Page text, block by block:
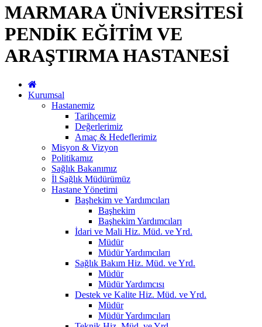
MARMARA ÜNİVERSİTESİ
PENDİK EĞİTİM VE
ARAŞTIRMA HASTANESİ
Kurumsal
Hastanemiz
Tarihçemiz
Değerlerimiz
Amaç & Hedeflerimiz
Misyon & Vizyon
Politikamız
Sağlık Bakanımız
İl Sağlık Müdürümüz
Hastane Yönetimi
Başhekim ve Yardımcıları
Başhekim
Başhekim Yardımcıları
İdari ve Mali Hiz. Müd. ve Yrd.
Müdür
Müdür Yardımcıları
Sağlık Bakım Hiz. Müd. ve Yrd.
Müdür
Müdür Yardımcısı
Destek ve Kalite Hiz. Müd. ve Yrd.
Müdür
Müdür Yardımcıları